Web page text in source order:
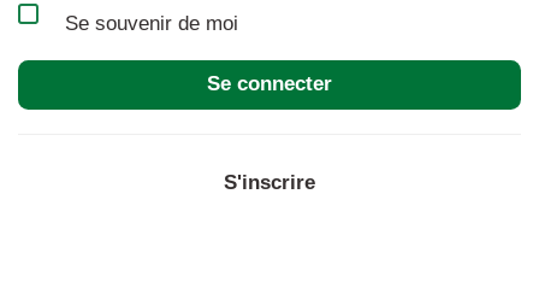
Se souvenir de moi
Se connecter
S'inscrire